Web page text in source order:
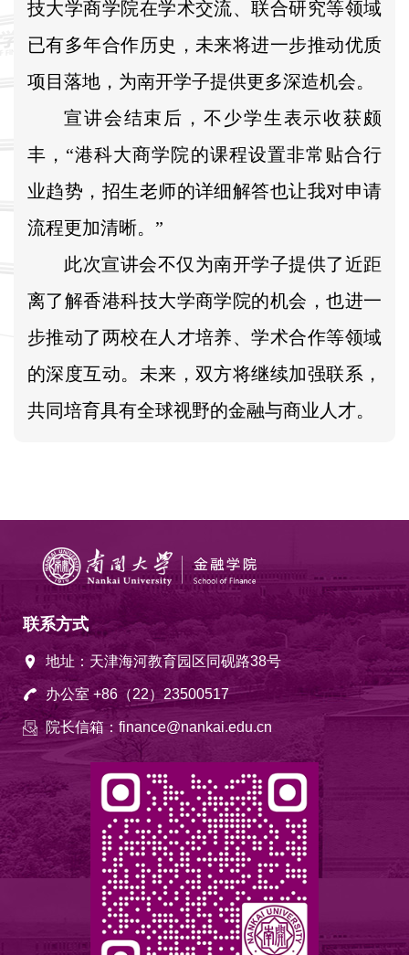
技大学商学院在学术交流、联合研究等领域
已有多年合作历史，未来将进一步推动优质
项目落地，为南开学子提供更多深造机会。
宣讲会结束后，不少学生表示收获颇
丰，“港科大商学院的课程设置非常贴合行
业趋势，招生老师的详细解答也让我对申请
流程更加清晰。”
此次宣讲会不仅为南开学子提供了近距
离了解香港科技大学商学院的机会，也进一
步推动了两校在人才培养、学术合作等领域
的深度互动。未来，双方将继续加强联系，
共同培育具有全球视野的金融与商业人才。
联系方式
地址：天津海河教育园区同砚路38号
办公室 +86（22）23500517
院长信箱：finance@nankai.edu.cn